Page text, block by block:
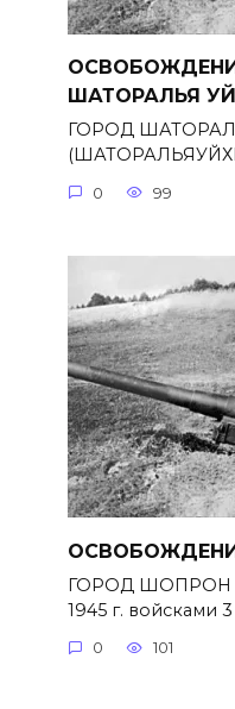
ШАТОРАЛЬЯ
ГОРОД
0 99
ГОРОД ШОПРОН
1945 г. войсками 3
0 101